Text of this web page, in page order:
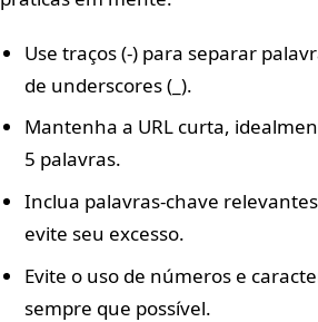
Use traços (-) para separar
de underscores (_).
Mantenha a URL curta,
5 palavras.
Inclua palavras-chave
evite seu excesso.
Evite o uso de números e
sempre que possível.